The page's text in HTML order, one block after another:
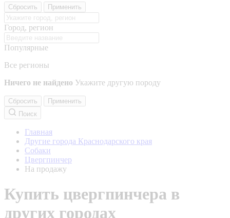
Сбросить Применить
Город, регион
Популярные
Все регионы
Ничего не найдено Укажите другую породу
Сбросить
Применить
Поиск
Главная
Другие города Краснодарского края
Собаки
Цвергпинчер
На продажу
Купить цвергпинчера в
других городах